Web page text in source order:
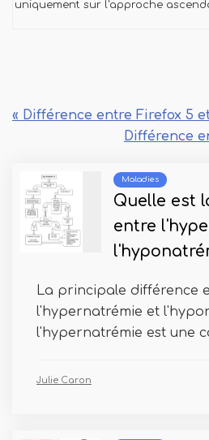
uniquement sur l'approche
« Différence entre Firefox 5
Différence
Maladies
Quelle est
entre
La principale différence
l'hypernatrémie et
l'hypernatrémie est une
Julie Caron